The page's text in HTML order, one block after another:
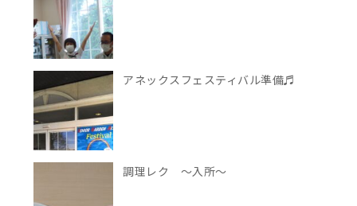
アネックスフェスティバル準備♬
調理レク ～入所～